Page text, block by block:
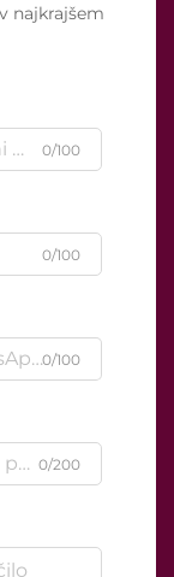
najkrajšem
0/100
0/100
0/100
0/200